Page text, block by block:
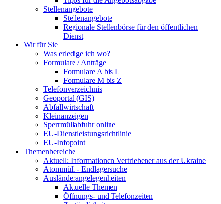
Stellenangebote
Stellenangebote
Regionale Stellenbörse für den öffentlichen
Dienst
Wir für Sie
Was erledige ich wo?
Formulare / Anträge
Formulare A bis L
Formulare M bis Z
Telefonverzeichnis
Geoportal (GIS)
Abfallwirtschaft
Kleinanzeigen
Sperrmüllabfuhr online
EU-Dienstleistungsrichtlinie
EU-Infopoint
Themenbereiche
Aktuell: Informationen Vertriebener aus der Ukraine
Atommüll - Endlagersuche
Ausländerangelegenheiten
Aktuelle Themen
Öffnungs- und Telefonzeiten